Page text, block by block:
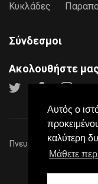
Αυτός ο
καλύτερη
Μάθετε
Κυκλάδες
Σύνδεσμοι
Ακολουθήστε
Πνευματικά